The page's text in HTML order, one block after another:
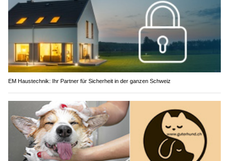
EM Haustechnik: Ihr Partner für Sicherheit in der ganzen Schweiz